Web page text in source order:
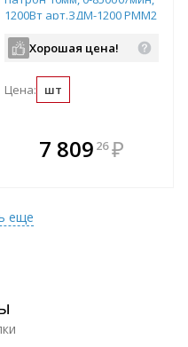
В комплекте
выгоднее!
1200Вт арт.ЗДМ-1200 РММ2
Хорошая цена!
Цена: шт
7 809 26 ₽
еще